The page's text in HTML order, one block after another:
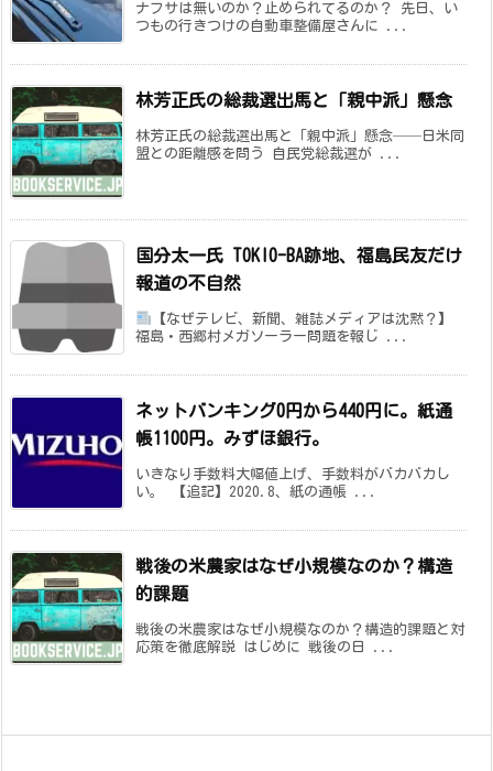
ナフサは無いのか？止められてるのか？ 先日、い
つもの行きつけの自動車整備屋さんに ...
林芳正氏の総裁選出馬と「親中派」懸念
林芳正氏の総裁選出馬と「親中派」懸念──日米同
盟との距離感を問う 自民党総裁選が ...
国分太一氏 TOKIO-BA跡地、福島民友だけ
報道の不自然
【なぜテレビ、新聞、雑誌メディアは沈黙？】
福島・西郷村メガソーラー問題を報じ ...
ネットバンキング0円から440円に。紙通
帳1100円。みずほ銀行。
いきなり手数料大幅値上げ、手数料がバカバカし
い。 【追記】2020.8、紙の通帳 ...
戦後の米農家はなぜ小規模なのか？構造
的課題
戦後の米農家はなぜ小規模なのか？構造的課題と対
応策を徹底解説 はじめに 戦後の日 ...